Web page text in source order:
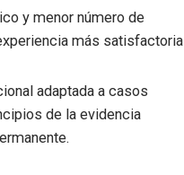
y menor número de
más satisfactoria
adaptada a casos
de la evidencia